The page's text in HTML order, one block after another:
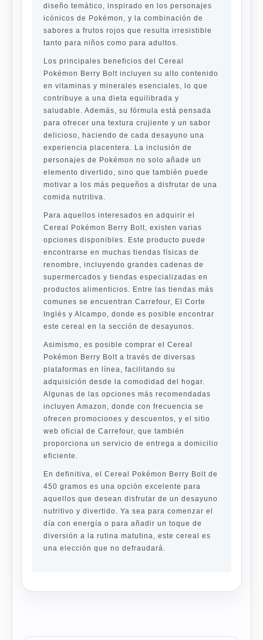
diseño temático, inspirado en los personajes
icónicos de Pokémon, y la combinación de
sabores a frutos rojos que resulta irresistible
tanto para niños como para adultos.
Los principales beneficios del Cereal
Pokémon Berry Bolt incluyen su alto contenido
en vitaminas y minerales esenciales, lo que
contribuye a una dieta equilibrada y
saludable. Además, su fórmula está pensada
para ofrecer una textura crujiente y un sabor
delicioso, haciendo de cada desayuno una
experiencia placentera. La inclusión de
personajes de Pokémon no solo añade un
elemento divertido, sino que también puede
motivar a los más pequeños a disfrutar de una
comida nutritiva.
Para aquellos interesados en adquirir el
Cereal Pokémon Berry Bolt, existen varias
opciones disponibles. Este producto puede
encontrarse en muchas tiendas físicas de
renombre, incluyendo grandes cadenas de
supermercados y tiendas especializadas en
productos alimenticios. Entre las tiendas más
comunes se encuentran Carrefour, El Corte
Inglés y Alcampo, donde es posible encontrar
este cereal en la sección de desayunos.
Asimismo, es posible comprar el Cereal
Pokémon Berry Bolt a través de diversas
plataformas en línea, facilitando su
adquisición desde la comodidad del hogar.
Algunas de las opciones más recomendadas
incluyen Amazon, donde con frecuencia se
ofrecen promociones y descuentos, y el sitio
web oficial de Carrefour, que también
proporciona un servicio de entrega a domicilio
eficiente.
En definitiva, el Cereal Pokémon Berry Bolt de
450 gramos es una opción excelente para
aquellos que desean disfrutar de un desayuno
nutritivo y divertido. Ya sea para comenzar el
día con energía o para añadir un toque de
diversión a la rutina matutina, este cereal es
una elección que no defraudará.